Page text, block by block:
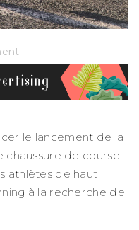
–
le lancement de la
chaussure de course
athlètes de haut
à la recherche de